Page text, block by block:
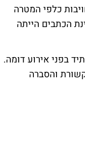
כלפי המטרה
הכתבים הייתה
בפני אירוע דומה.
והסברה